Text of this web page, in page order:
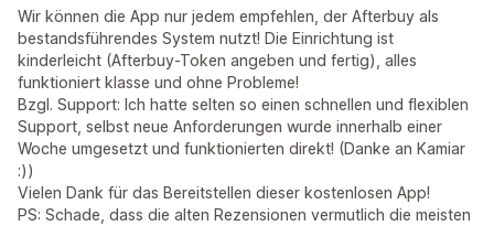
Wir können die App nur jedem empfehlen, der Afterbuy als
bestandsführendes System nutzt! Die Einrichtung ist
kinderleicht (Afterbuy-Token angeben und fertig), alles
funktioniert klasse und ohne Probleme!
Bzgl. Support: Ich hatte selten so einen schnellen und flexiblen
Support, selbst neue Anforderungen wurde innerhalb einer
Woche umgesetzt und funktionierten direkt! (Danke an Kamiar
:))
Vielen Dank für das Bereitstellen dieser kostenlosen App!
PS: Schade, dass die alten Rezensionen vermutlich die meisten